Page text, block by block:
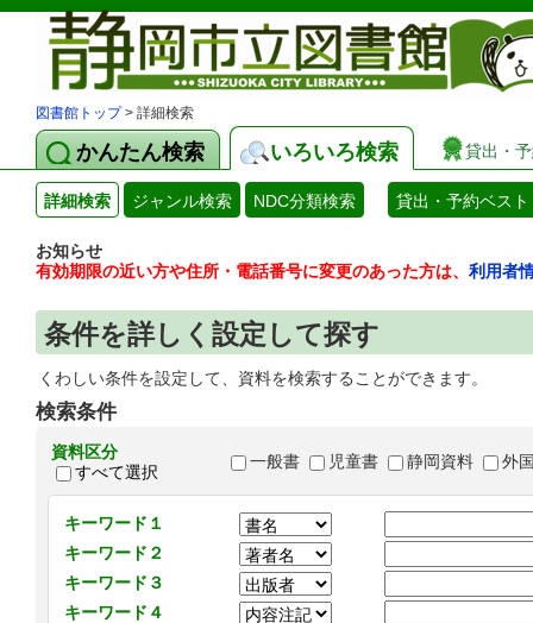
図書館トップ> 詳細検索
かんたん検索 いろいろ検索 貸出・
詳細検索 ジャンル検索 NDC分類検索 貸出・予約ベスト
お知らせ
有効期限の近い方や住所・電話番号に変更のあった方は、 利用者
条件を詳しく設定して探す
くわしい条件を設定して、資料を検索することができます。
検索条件
資料区分
すべて選択
一般書 児童書 静岡資料 外
キーワード１
キーワード２
キーワード３
キーワード４